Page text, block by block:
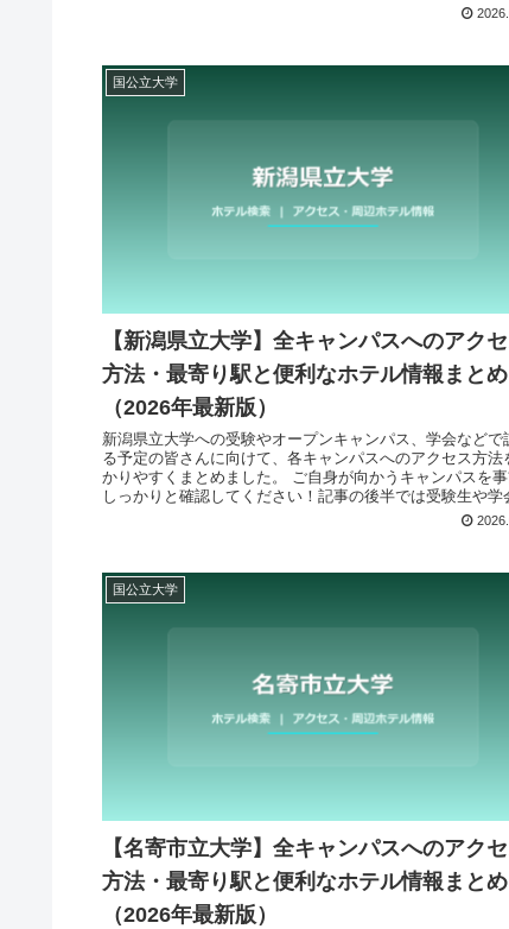
国公立大学
【新潟県立大学】全キャンパスへのアク
方法・最寄り駅と便利なホテル情報まとめ
（2026年最新版）
新潟県立大学への受験やオープンキャンパス、学会などで
る予定の皆さんに向けて、各キャンパスへのアクセス方法
かりやすくまとめました。 ご自身が向かうキャンパスを
しっかりと確認してください！記事の後半では受験生や学
国公立大学
【名寄市立大学】全キャンパスへのアク
方法・最寄り駅と便利なホテル情報まとめ
（2026年最新版）